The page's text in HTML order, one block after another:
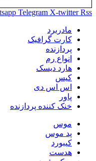
Whatsapp Telegram X-
گرافیک
دیسک
دی
پردازنده